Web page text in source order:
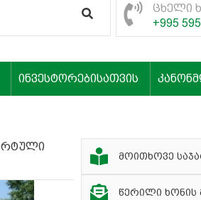
ცხელი
+995
ინვესტორებისათვის
მოითხოვე
წერილი ხონის